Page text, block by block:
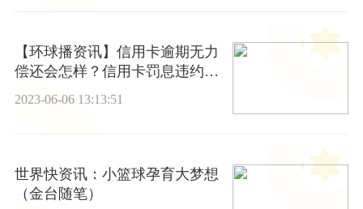
【环球播资讯】信用卡逾期无力
偿还会怎样？信用卡罚息违约金
2023-06-06 13:13:51
世界快资讯：小篮球孕育大梦想
（金台随笔）